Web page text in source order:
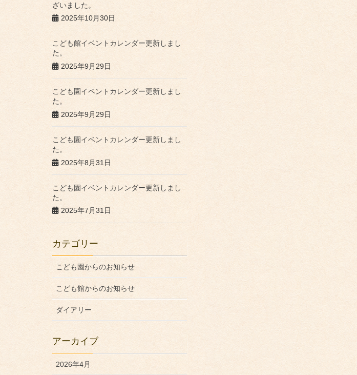
ざいました。
2025年10月30日
こども館イベントカレンダー更新しまし
た。
2025年9月29日
こども園イベントカレンダー更新しまし
た。
2025年9月29日
こども園イベントカレンダー更新しまし
た。
2025年8月31日
こども園イベントカレンダー更新しまし
た。
2025年7月31日
カテゴリー
こども園からのお知らせ
こども館からのお知らせ
ダイアリー
アーカイブ
2026年4月